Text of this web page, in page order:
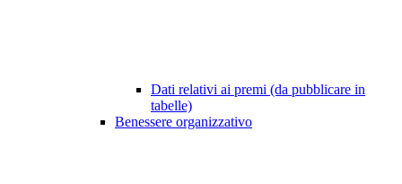
Dati relativi ai premi (da pubblicare in
tabelle)
Benessere organizzativo